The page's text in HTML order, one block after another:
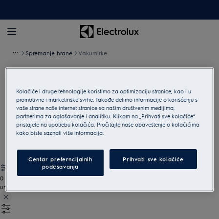
Spremanje hrane Vakumirke
Vakuumske fioke
Ubacite hranu, marinade i začin u vakuumsku vrećicu spremnu
za SousVide kuvanje. I pripremite zaista veličanstvena jela.
Prikaži sve vakuumske fioke
0
undefined
Kolačiće i druge tehnologije koristimo za optimizaciju stranice, kao i u
promotivne i marketinške svrhe. Takođe delimo informacije o korišćenju s
vaše strane naše internet stranice sa našim društvenim medijima,
partnerima za oglašavanje i analitiku. Klikom na „Prihvati sve kolačiće“
pristajete na upotrebu kolačića. Pročitajte naše obaveštenje o kolačićima
kako biste saznali više informacija.
Centar preferncijalnih
podešavanja
Prihvati sve kolačiće